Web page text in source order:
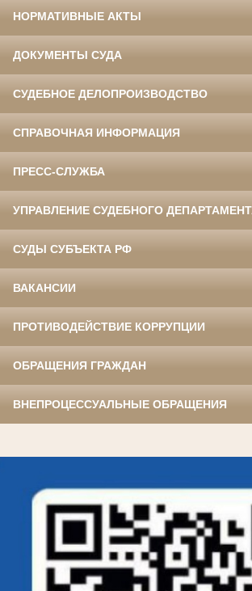
НОРМАТИВНЫЕ АКТЫ
ДОКУМЕНТЫ СУДА
СУДЕБНОЕ ДЕЛОПРОИЗВОДСТВО
СПРАВОЧНАЯ ИНФОРМАЦИЯ
ПРЕСС-СЛУЖБА
УПРАВЛЕНИЕ СУДЕБНОГО
СУДЫ СУБЪЕКТА РФ
ВАКАНСИИ
ПРОТИВОДЕЙСТВИЕ КОРРУПЦИИ
ОБРАЩЕНИЯ ГРАЖДАН
ВНЕПРОЦЕССУАЛЬНЫЕ ОБРАЩЕНИЯ